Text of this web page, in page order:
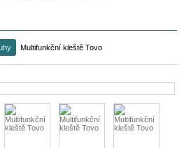
Multifunkční kleště Tovo